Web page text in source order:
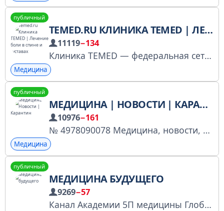
публичный
TEMED.RU КЛИНИКА TEMED | ЛЕЧЕНИЕ БОЛИ В СПИНЕ И СУСТАВАХ
11119−134
Клиника TEMED — федеральная сеть, уже 7 лет лечим боли в спине и межпозвонковые грыжи БЕЗ ОПЕРАЦИИ. 7 клиник: Москва, Санкт-Петербург, Казань, Уфа, Краснодар, Екатеринбург. 📱Написать нам: t.me/temed_rus_bot 🌐 clck.ru/3B7Tff 📞 +7 (958) 405 63 64
Медицина
публичный
МЕДИЦИНА | НОВОСТИ | КАРАНТИН
10976−161
№ 4978090078 Медицина, новости, коронавирус, Россия, СНГ, всё самое актуальное и свежее! По вопросам рекламы обращаться к @KarinaNep
Медицина
публичный
МЕДИЦИНА БУДУЩЕГО
9269−57
Канал Академии 5П медицины Глобал Номер заявления № 5005380190 Обучаем разрабатывать персонализированные программы лечения и превенции, а также подходить к проблеме пациента комплексно. Наш сайт: https://globalacademy.ru/ Связь: @Feedback_global_5p_bot